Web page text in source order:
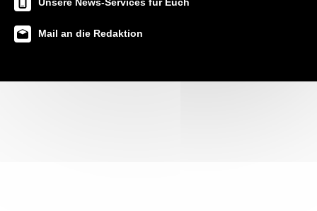
Mail an die Redaktion